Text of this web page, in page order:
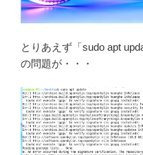
とりあえず「sudo apt
の問題が・・・